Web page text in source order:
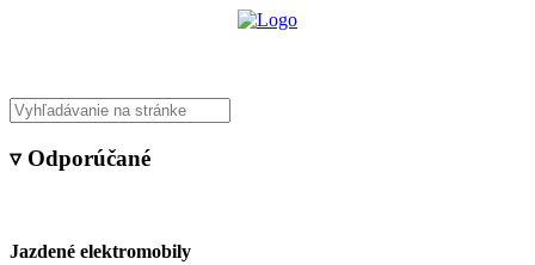
▿ Odporúčané
Jazdené elektromobily